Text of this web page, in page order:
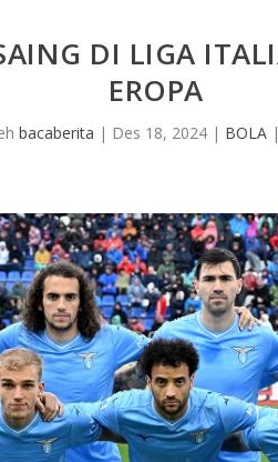
DI LIGA
EROPA
bacaberita | Des 18, 2024| BOLA|